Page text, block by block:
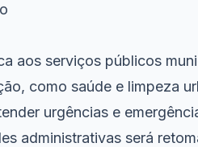
aos serviços públicos
como saúde e limpeza
urgências e
administrativas será